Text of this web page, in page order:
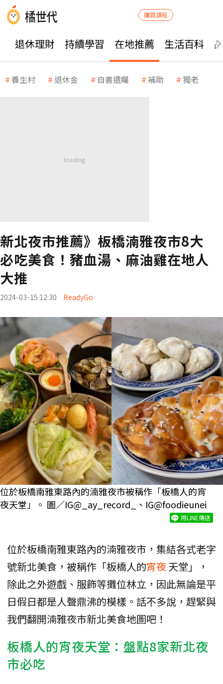
購買課程
退休理財 持續學習 在地推薦 生活百科
養生村 退休金 自書遺囑 補助 獨老
新北夜市推薦》板橋湳雅夜市8大
必吃美食！豬血湯、麻油雞在地人
大推
2024-03-15 12:30 ReadyGo
位於板橋南雅東路內的湳雅夜市被稱作「板橋人的宵
夜天堂」。 圖／IG@_ay_record_、IG@foodieunei
用LINE傳送
位於板橋南雅東路內的湳雅夜市，集結各式老字
號新北美食，被稱作「板橋人的宵夜天堂」，
除此之外遊戲、服飾等攤位林立，因此無論是平
日假日都是人聲鼎沸的模樣。話不多說，趕緊與
我們翻開湳雅夜市新北美食地圖吧！
板橋人的宵夜天堂：盤點8家新北夜
市必吃